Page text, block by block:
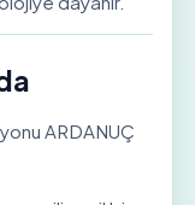
ARDANUÇ